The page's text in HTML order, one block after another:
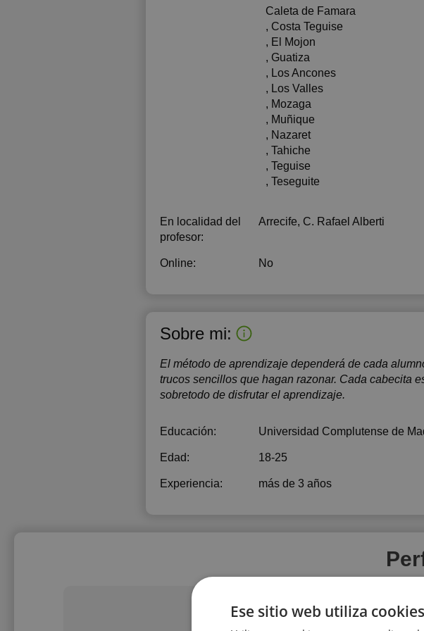
Caleta de Famara
, Costa Teguise
, El Mojon
, Guatiza
, Los Ancones
, Los Valles
, Mozaga
, Muñique
, Nazaret
, Tahiche
, Teguise
, Teseguite
En localidad del
profesor:
Arrecife, C. Rafael Alberti
Online: No
Sobre mi:
El método de aprendizaje dependerá de cada
trucos sencillos que hagan razonar. Cada cabecita
sobretodo de disfrutar el aprendizaje.
Educación: Universidad Complutense de
Edad: 18-25
Experiencia: más de 3 años
Ese sitio web utiliza cookies